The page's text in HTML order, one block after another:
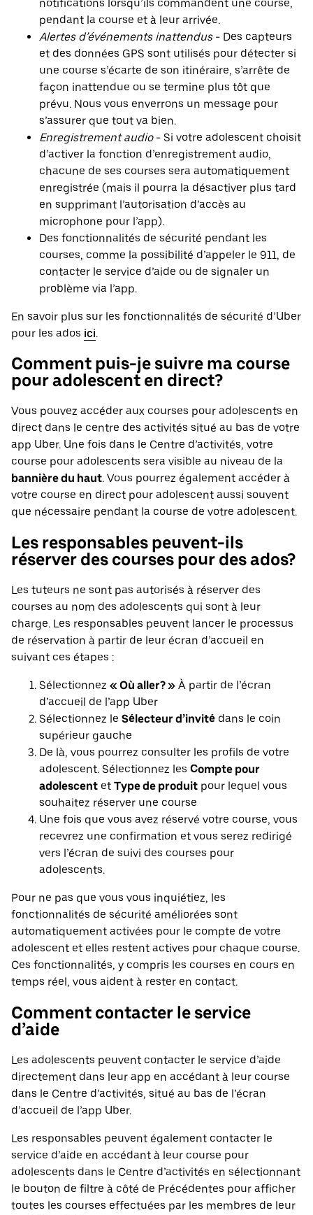
notifications lorsqu’ils commandent une course,
pendant la course et à leur arrivée.
Alertes d’événements inattendus- Des capteurs
et des données GPS sont utilisés pour détecter si
une course s’écarte de son itinéraire, s’arrête de
façon inattendue ou se termine plus tôt que
prévu. Nous vous enverrons un message pour
s’assurer que tout va bien.
Enregistrement audio- Si votre adolescent choisit
d’activer la fonction d’enregistrement audio,
chacune de ses courses sera automatiquement
enregistrée (mais il pourra la désactiver plus tard
en supprimant l’autorisation d’accès au
microphone pour l’app).
Des fonctionnalités de sécurité pendant les
courses, comme la possibilité d’appeler le 911, de
contacter le service d’aide ou de signaler un
problème via l’app.
En savoir plus sur les fonctionnalités de sécurité d’Uber
pour les ados ici.
Comment puis-je suivre ma course
pour adolescent en direct?
Vous pouvez accéder aux courses pour adolescents en
direct dans le centre des activités situé au bas de votre
app Uber. Une fois dans le Centre d’activités, votre
course pour adolescents sera visible au niveau de la
bannière du haut. Vous pourrez également accéder à
votre course en direct pour adolescent aussi souvent
que nécessaire pendant la course de votre adolescent.
Les responsables peuvent-ils
réserver des courses pour des ados?
Les tuteurs ne sont pas autorisés à réserver des
courses au nom des adolescents qui sont à leur
charge. Les responsables peuvent lancer le processus
de réservation à partir de leur écran d’accueil en
suivant ces étapes :
Sélectionnez « Où aller? » À partir de l’écran
d’accueil de l’app Uber
Sélectionnez le Sélecteur d’invité dans le coin
supérieur gauche
De là, vous pourrez consulter les profils de votre
adolescent. Sélectionnez les Compte pour
adolescent et Type de produit pour lequel vous
souhaitez réserver une course
Une fois que vous avez réservé votre course, vous
recevrez une confirmation et vous serez redirigé
vers l’écran de suivi des courses pour
adolescents.
Pour ne pas que vous vous inquiétiez, les
fonctionnalités de sécurité améliorées sont
automatiquement activées pour le compte de votre
adolescent et elles restent actives pour chaque course.
Ces fonctionnalités, y compris les courses en cours en
temps réel, vous aident à rester en contact.
Comment contacter le service
d’aide
Les adolescents peuvent contacter le service d’aide
directement dans leur app en accédant à leur course
dans le Centre d’activités, situé au bas de l’écran
d’accueil de l’app Uber.
Les responsables peuvent également contacter le
service d’aide en accédant à leur course pour
adolescents dans le Centre d’activités en sélectionnant
le bouton de filtre à côté de Précédentes pour afficher
toutes les courses effectuées par les membres de leur